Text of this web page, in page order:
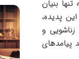
بنیان
پدیده،
و
پیامدهای